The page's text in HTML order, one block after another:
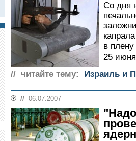
Со дня
в плену
25
// читайте тему:
Израиль и
// 06.07.2007